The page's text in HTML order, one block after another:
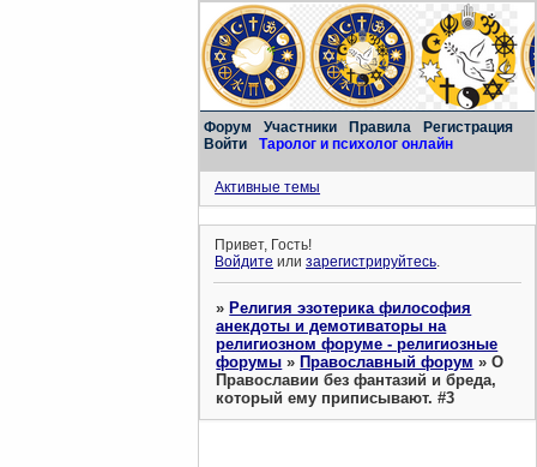
Форум Участники Правила
Регистрация
Войти
Таролог и психолог онлайн
Активные темы
Привет, Гость!
Войдите илизарегистрируйтесь.
»Религия эзотерика философия
анекдоты и демотиваторы на
религиозном форуме - религиозные
форумы »Православный форум »О
Православии без фантазий и бреда,
который ему приписывают. #3